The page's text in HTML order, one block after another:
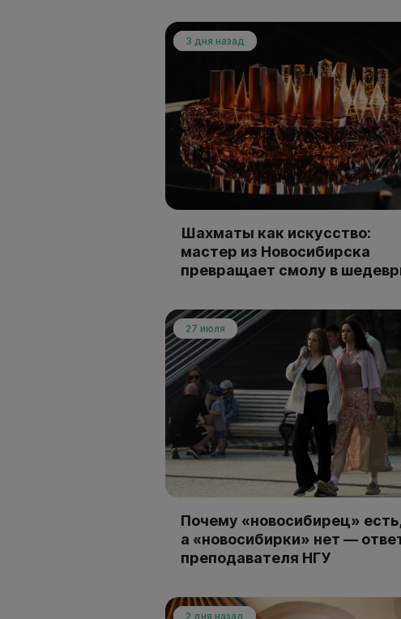
3 дня назад
Шахматы как искусство:
мастер из Новосибирска
превращает смолу в
27 июля
Почему «новосибирец» есть,
а «новосибирки» нет —
преподавателя НГУ
2 дня назад